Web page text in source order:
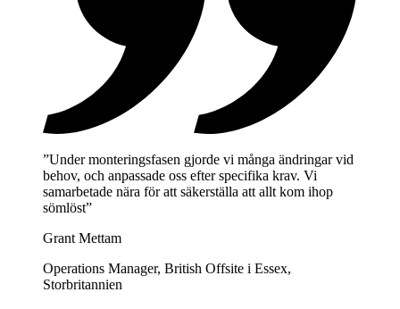
”Under monteringsfasen gjorde vi många ändringar vid
behov, och anpassade oss efter specifika krav. Vi
samarbetade nära för att säkerställa att allt kom ihop
sömlöst”
Grant Mettam
Operations Manager, British Offsite i Essex,
Storbritannien